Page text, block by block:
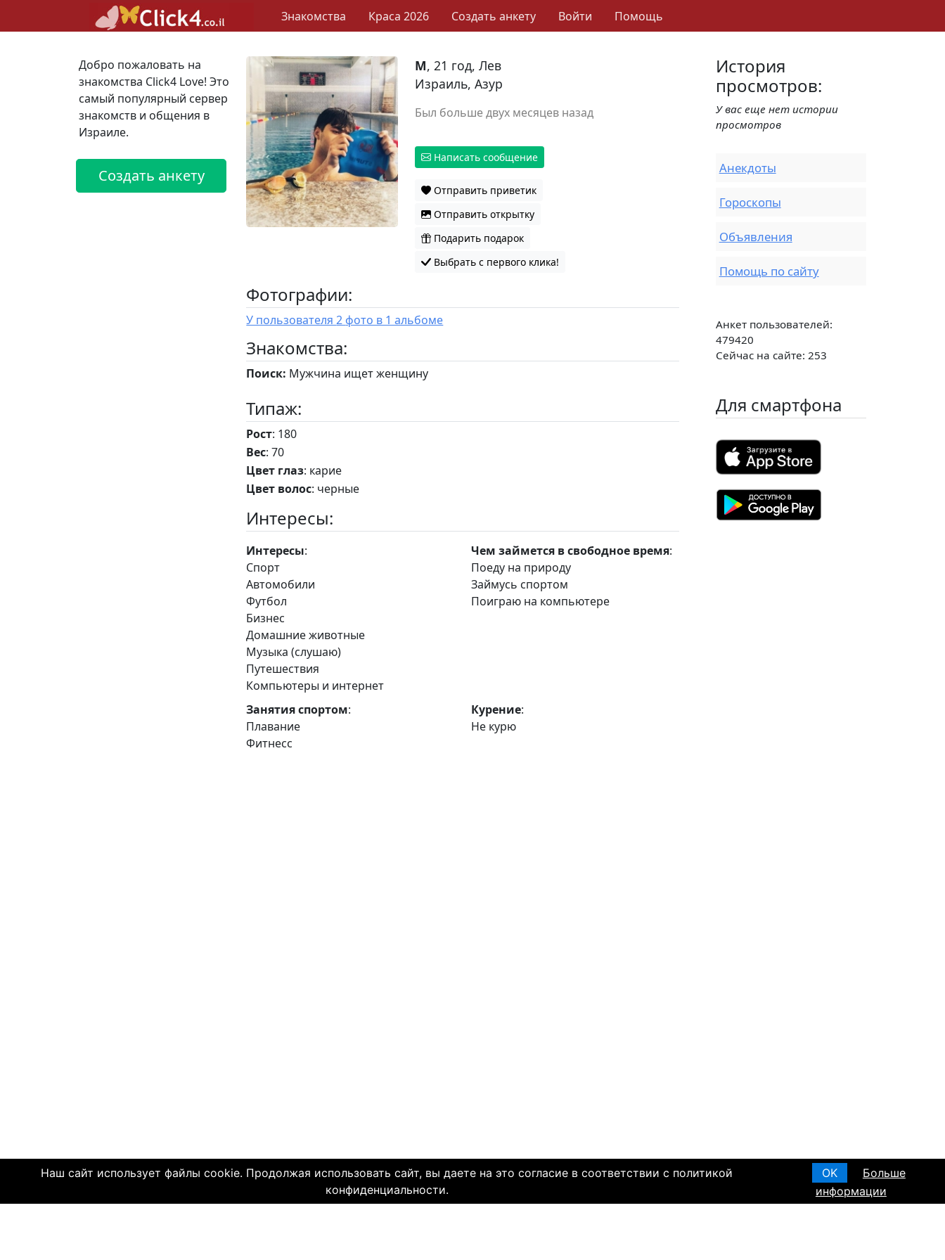
Наш сайт использует файлы cookie. Продолжая использовать сайт, вы даете на это согласие в соответствии с политикой
конфиденциальности.
OK
Больше
информации
Знакомства Краса 2026 Создать анкету Войти Помощь
Добро пожаловать на
знакомства Click4 Love! Это
самый популярный сервер
знакомств и общения в
Израиле.
Создать анкету
M, 21 год, Лев
Израиль, Азур
Был больше двух месяцев назад
Написать сообщение
Отправить приветик
Отправить открытку
Подарить подарок
Выбрать с первого клика!
Фотографии:
У пользователя 2 фото в 1 альбоме
Знакомства:
Поиск: Мужчина ищет женщину
Типаж:
Рост: 180
Вес: 70
Цвет глаз: карие
Цвет волос: черные
Интересы:
Интересы:
Спорт
Автомобили
Футбол
Бизнес
Домашние животные
Музыка (слушаю)
Путешествия
Компьютеры и интернет
Чем займется в свободное время:
Поеду на природу
Займусь спортом
Поиграю на компьютере
Занятия спортом:
Плавание
Фитнесс
Курение:
Не курю
История
просмотров:
У вас еще нет истории
просмотров
Анекдоты
Гороскопы
Объявления
Помощь по сайту
Анкет пользователей:
479420
Сейчас на сайте: 253
Для смартфона